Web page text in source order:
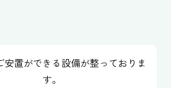
安置ができる設備が整っておりま
す。